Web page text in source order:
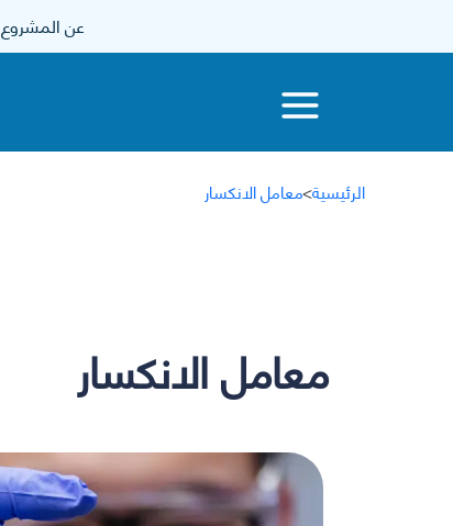
عن المشروع
الرئيسية>معامل الانكسار
معامل الانكسار